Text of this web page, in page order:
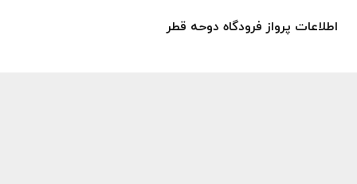
اطلاعات پرواز فرودگاه دوحه قطر